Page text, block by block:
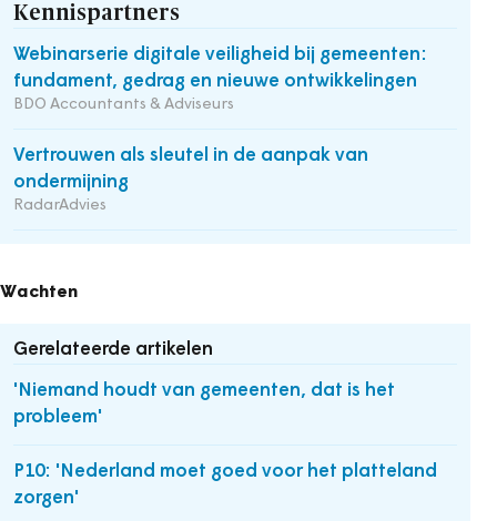
Kennispartners
Webinarserie digitale veiligheid bij gemeenten:
fundament, gedrag en nieuwe ontwikkelingen
BDO Accountants & Adviseurs
Vertrouwen als sleutel in de aanpak van
ondermijning
RadarAdvies
Wachten
Gerelateerde artikelen
'Niemand houdt van gemeenten, dat is het
probleem'
P10: 'Nederland moet goed voor het platteland
zorgen'